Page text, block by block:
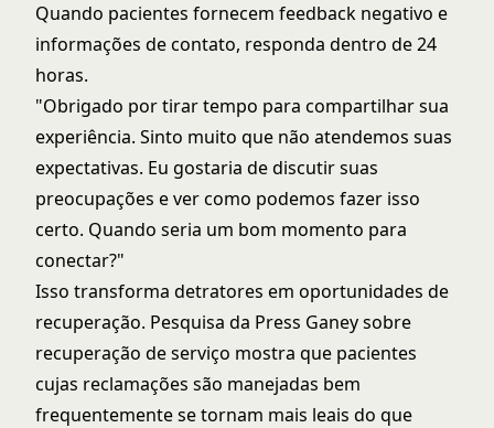
Quando pacientes fornecem feedback negativo e
informações de contato, responda dentro de 24
horas.
"Obrigado por tirar tempo para compartilhar sua
experiência. Sinto muito que não atendemos suas
expectativas. Eu gostaria de discutir suas
preocupações e ver como podemos fazer isso
certo. Quando seria um bom momento para
conectar?"
Isso transforma detratores em oportunidades de
recuperação. Pesquisa da Press Ganey sobre
recuperação de serviço mostra que pacientes
cujas reclamações são manejadas bem
frequentemente se tornam mais leais do que